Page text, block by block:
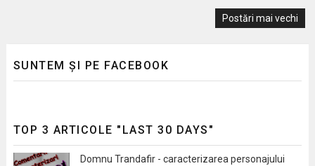
Postări mai vechi
SUNTEM ȘI PE FACEBOOK
TOP 3 ARTICOLE "LAST 30 DAYS"
Domnu Trandafir - caracterizarea personajului